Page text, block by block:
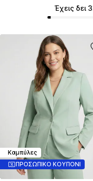
Έχεις δει
Καμπύλες
ΠΡΟΣΩΠΙΚΟ ΚΟΥΠΟΝΙ